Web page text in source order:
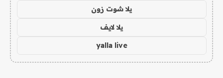
يلا شوت زون
يلا لايف
yalla live